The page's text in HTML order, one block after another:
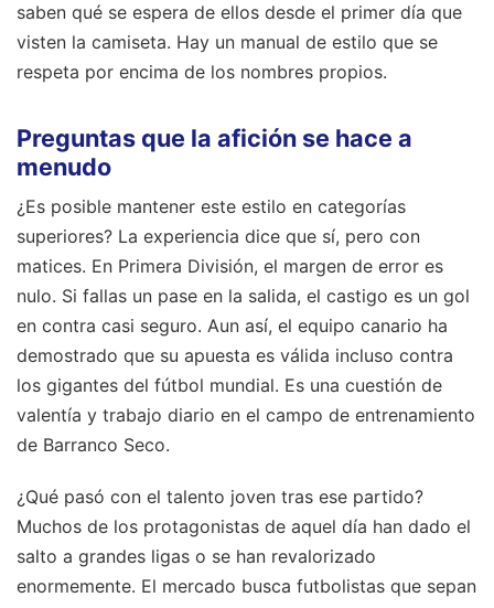
saben qué se espera de ellos desde el primer día que
visten la camiseta. Hay un manual de estilo que se
respeta por encima de los nombres propios.
Preguntas que la afición se hace a
menudo
¿Es posible mantener este estilo en categorías
superiores? La experiencia dice que sí, pero con
matices. En Primera División, el margen de error es
nulo. Si fallas un pase en la salida, el castigo es un gol
en contra casi seguro. Aun así, el equipo canario ha
demostrado que su apuesta es válida incluso contra
los gigantes del fútbol mundial. Es una cuestión de
valentía y trabajo diario en el campo de entrenamiento
de Barranco Seco.
¿Qué pasó con el talento joven tras ese partido?
Muchos de los protagonistas de aquel día han dado el
salto a grandes ligas o se han revalorizado
enormemente. El mercado busca futbolistas que sepan